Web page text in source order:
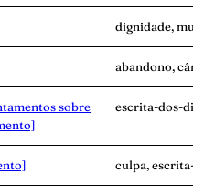
dignidade,
abandono,
sobre
escrita-dos-dias,
culpa, escrita-